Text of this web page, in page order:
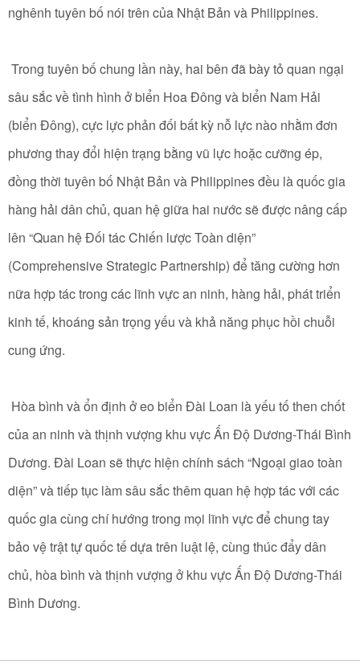
nghênh tuyên bố nói trên của Nhật Bản và Philippines.
Trong tuyên bố chung lần này, hai bên đã bày tỏ quan ngại
sâu sắc về tình hình ở biển Hoa Đông và biển Nam Hải
(biển Đông), cực lực phản đối bất kỳ nỗ lực nào nhằm đơn
phương thay đổi hiện trạng bằng vũ lực hoặc cưỡng ép,
đồng thời tuyên bố Nhật Bản và Philippines đều là quốc gia
hàng hải dân chủ, quan hệ giữa hai nước sẽ được nâng cấp
lên “Quan hệ Đối tác Chiến lược Toàn diện”
(Comprehensive Strategic Partnership) để tăng cường hơn
nữa hợp tác trong các lĩnh vực an ninh, hàng hải, phát triển
kinh tế, khoáng sản trọng yếu và khả năng phục hồi chuỗi
cung ứng.
Hòa bình và ổn định ở eo biển Đài Loan là yếu tố then chốt
của an ninh và thịnh vượng khu vực Ấn Độ Dương-Thái Bình
Dương. Đài Loan sẽ thực hiện chính sách “Ngoại giao toàn
diện” và tiếp tục làm sâu sắc thêm quan hệ hợp tác với các
quốc gia cùng chí hướng trong mọi lĩnh vực để chung tay
bảo vệ trật tự quốc tế dựa trên luật lệ, cùng thúc đẩy dân
chủ, hòa bình và thịnh vượng ở khu vực Ấn Độ Dương-Thái
Bình Dương.